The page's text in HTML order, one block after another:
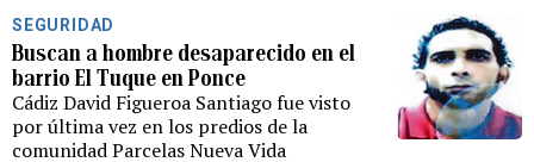
SEGURIDAD
Buscan a hombre desaparecido en el
barrio El Tuque en Ponce
Cádiz David Figueroa Santiago fue visto
por última vez en los predios de la
comunidad Parcelas Nueva Vida